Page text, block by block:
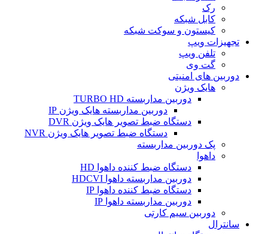
رک
کابل شبکه
کیستون و سوکت شبکه
تجهیزات ویپ
تلفن ویپ
گت وی
دوربین های امنیتی
هایک ویژن
دوربین مداربسته TURBO HD
دوربین مداربسته هایک ویژن IP
دستگاه ضبط تصویر هایک ویژن DVR
دستگاه ضبط تصویر هایک ویژن NVR
پک دوربین مداربسته
داهوا
دستگاه ضبط کننده داهوا HD
دوربین مداربسته داهوا HDCVI
دستگاه ضبط کننده داهوا IP
دوربین مداربسته داهوا IP
دوربین سیم کارتی
سانترال